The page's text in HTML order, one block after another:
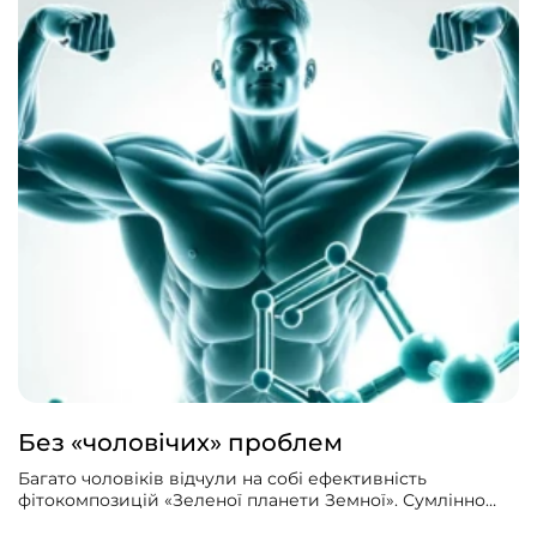
Без «чоловічих» проблем
Багато чоловіків відчули на собі ефективність
фітокомпозицій «Зеленої планети Земної». Сумлінно